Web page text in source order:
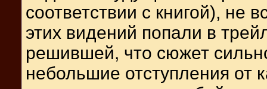
соответствии с книгой), не
этих видений попали в
решившей, что сюжет
небольшие отступления от